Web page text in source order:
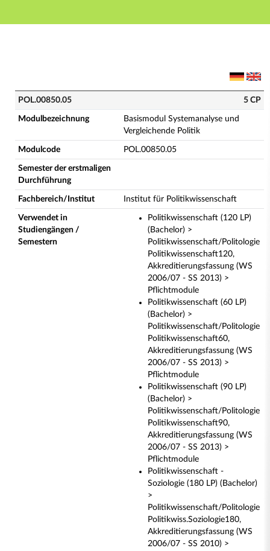
Hauptnavigation
POL.00850.05 - Basismodul Systemanalyse und
POL.00850.05 5 CP
Modulbezeichnung
Basismodul Systemanalyse und
Vergleichende Politik
Modulcode POL.00850.05
Semester der erstmaligen
Durchführung
Fachbereich/Institut Institut für Politikwissenschaft
Verwendet in
Studiengängen /
Semestern
Politikwissenschaft (120 LP)
(Bachelor) >
Politikwissenschaft/Politologie
Politikwissenschaft120,
Akkreditierungsfassung (WS
2006/07 - SS 2013) >
Pflichtmodule
Politikwissenschaft (60 LP)
(Bachelor) >
Politikwissenschaft/Politologie
Politikwissenschaft60,
Akkreditierungsfassung (WS
2006/07 - SS 2013) >
Pflichtmodule
Politikwissenschaft (90 LP)
(Bachelor) >
Politikwissenschaft/Politologie
Politikwissenschaft90,
Akkreditierungsfassung (WS
2006/07 - SS 2013) >
Pflichtmodule
Politikwissenschaft -
Soziologie (180 LP) (Bachelor)
>
Politikwissenschaft/Politologie
Politikwiss.Soziologie180,
Akkreditierungsfassung (WS
2006/07 - SS 2010) >